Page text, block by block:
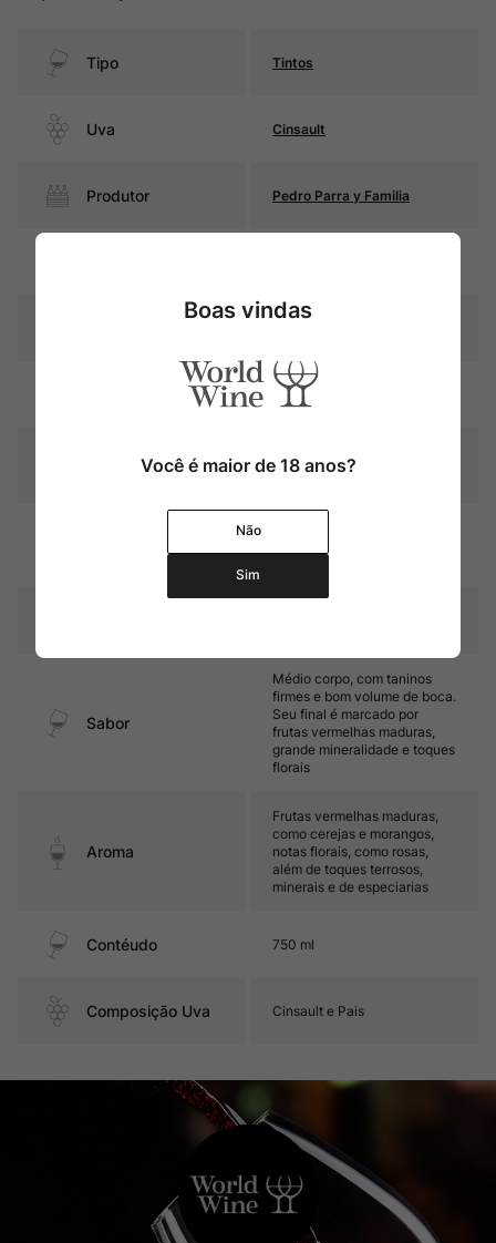
Tipo Tintos
Uva Cinsault
Produtor Pedro Parra y Familia
Rubi intenso com reflexos
violáceos
Graduação Alcóoli
14,0%
Sabor
Médio corpo, com taninos
firmes e bom volume de boca.
Seu final é marcado por
frutas vermelhas maduras,
grande mineralidade e toques
florais
Aroma
Frutas vermelhas maduras,
como cerejas e morangos,
notas florais, como rosas,
além de toques terrosos,
minerais e de especiarias
Contéudo 750 ml
Composição Uva Cinsault e Pais
Boas vindas
Você é maior de 18 anos?
Não
Sim